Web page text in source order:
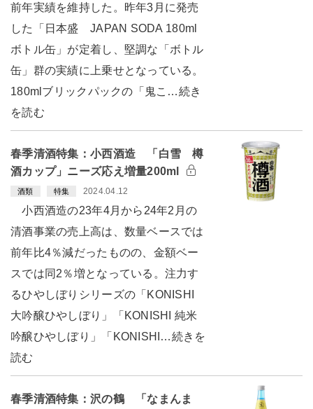
前年実績を維持した。昨年3月に発売
した「日本盛 JAPAN SODA 180ml
ボトル缶」が定着し、堅調な「ボトル
缶」群の実績に上乗せとなっている。
180mlブリックパックの「鬼こ…続き
を読む
春季清酒特集：小西酒造 「白雪 樽
酒カップ」ニーズ応え増量200ml
酒類 特集 2024.04.12
小西酒造の23年4月から24年2月の
清酒事業の売上高は、数量ベースでは
前年比4％減だったものの、金額ベー
スでは同2％増となっている。注力す
るひやしぼりシリーズの「KONISHI
大吟醸ひやしぼり」「KONISHI 純米
吟醸ひやしぼり」「KONISHI…続きを
読む
春季清酒特集：沢の鶴 「なまんま